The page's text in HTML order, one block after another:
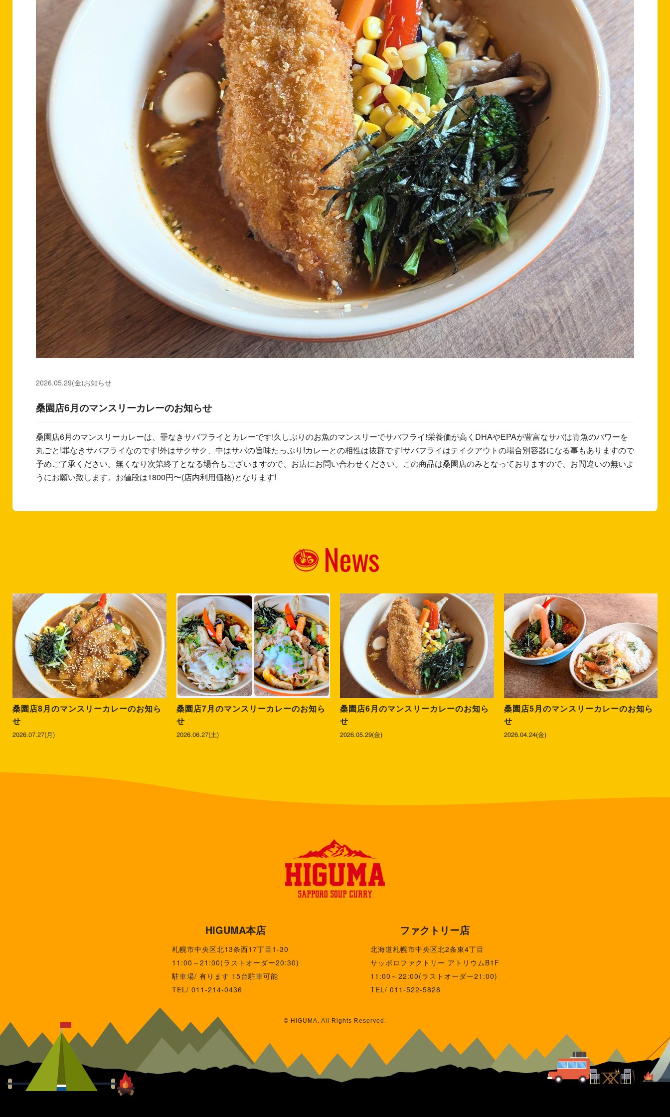
2026.05.29(金)お知らせ
桑園店6月のマンスリーカレーのお知らせ
桑園店6月のマンスリーカレーは、罪なきサバフライとカレーです!久しぶりのお魚のマンスリーでサバフライ!栄養価が高くDHAやEPAが豊富なサバは青魚のパワーを
丸ごと!罪なきサバフライなのです!外はサクサク、中はサバの旨味たっぷり!カレーとの相性は抜群です!サバフライはテイクアウトの場合別容器になる事もありますので
予めご了承ください。無くなり次第終了となる場合もございますので、お店にお問い合わせください。この商品は桑園店のみとなっておりますので、お間違いの無いよ
うにお願い致します。お値段は1800円〜(店内利用価格)となります!
News
桑園店8月のマンスリーカレーのお知ら
せ
2026.07.27(月)
桑園店7月のマンスリーカレーのお知ら
せ
2026.06.27(土)
桑園店6月のマンスリーカレーのお知ら
せ
2026.05.29(金)
桑園店5月のマンスリーカレーのお知ら
せ
2026.04.24(金)
HIGUMA本店
札幌市中央区北13条西17丁目1-30
11:00～21:00(ラストオーダー20:30)
駐車場/ 有ります 15台駐車可能
TEL/ 011-214-0436
ファクトリー店
北海道札幌市中央区北2条東4丁目
サッポロファクトリー アトリウムB1F
11:00～22:00(ラストオーダー21:00)
TEL/ 011-522-5828
© HIGUMA. All Rights Reserved.